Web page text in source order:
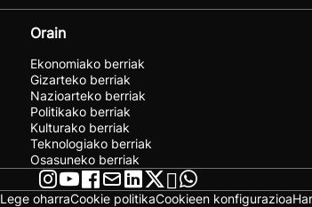
Orain
Ekonomiako berriak
Gizarteko berriak
Nazioarteko berriak
Politikako berriak
Kulturako berriak
Teknologiako berriak
Osasuneko berriak
Lege oharraCookie politikaCookieen konfigurazioa